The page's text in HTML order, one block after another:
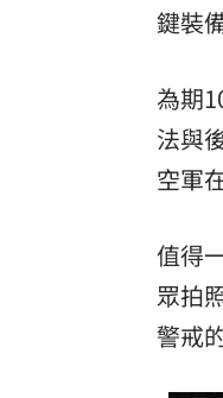
鍵裝
為期
法與
空軍
值得
眾拍
警戒